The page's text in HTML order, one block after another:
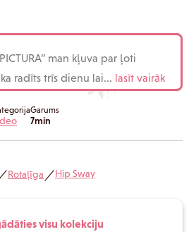
man kļuva par ļoti
radīts trīs dienu lai... lasīt vairāk
Garums
7min
Rotaļīga／Hip Sway
visu kolekciju